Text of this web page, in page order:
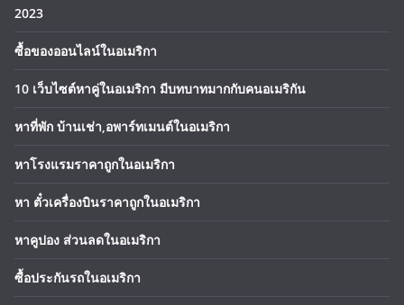
2023
ซื้อของออนไลน์ในอเมริกา
10 เว็บไซต์หาคู่ในอเมริกา มีบทบาทมากกับคนอเมริกัน
หาที่พัก บ้านเช่า,อพาร์ทเมนต์ในอเมริกา
หาโรงแรมราคาถูกในอเมริกา
หา ตั๋วเครื่องบินราคาถูกในอเมริกา
หาคูปอง ส่วนลดในอเมริกา
ซื้อประกันรถในอเมริกา